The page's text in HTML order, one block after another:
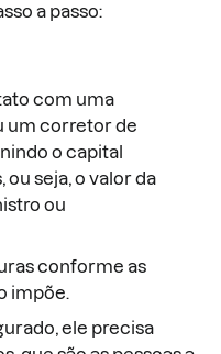
a passo:
com uma
um corretor de
o capital
seja, o valor da
ou
conforme as
impõe.
ele precisa